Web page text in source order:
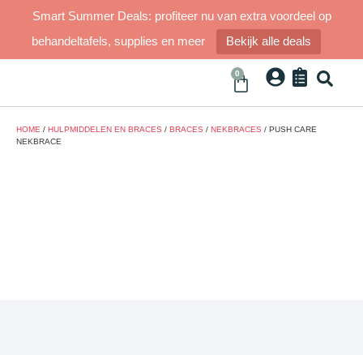
Smart Summer Deals: profiteer nu van extra voordeel op
behandeltafels, supplies en meer
Bekijk alle deals
0
HOME / HULPMIDDELEN EN BRACES / BRACES / NEKBRACES / PUSH CARE
NEKBRACE